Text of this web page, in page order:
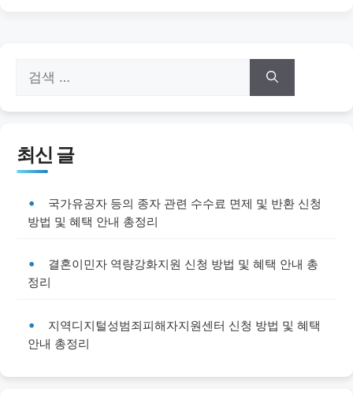
색:
최신 글
국가유공자 등의 종자 관련 수수료 면제 및 반환 신청
방법 및 혜택 안내 총정리
결혼이민자 역량강화지원 신청 방법 및 혜택 안내 총
정리
지역디지털성범죄피해자지원센터 신청 방법 및 혜택
안내 총정리